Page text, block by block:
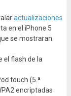
actualizaciones
en el iPhone 5
se mostraran
el flash de la
touch (5.ª
encriptadas